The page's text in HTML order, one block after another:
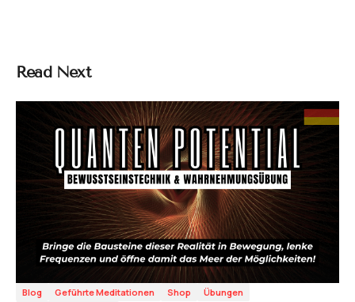
Read Next
Blog Geführte Meditationen Shop
Übungen